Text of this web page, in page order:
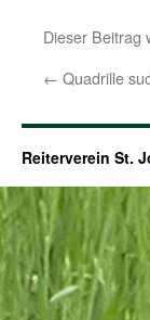
Dieser Beitrag
← Quadrille
Reiterverein St.